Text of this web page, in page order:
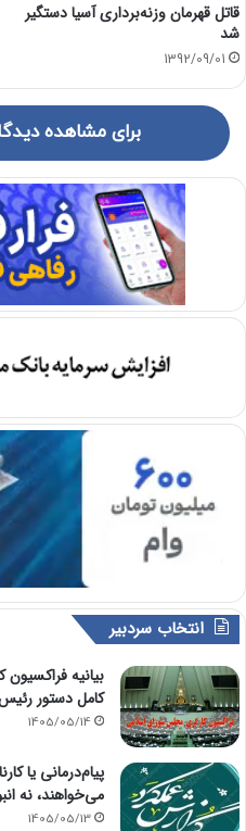
قاتل قهرمان وزنه‌برداری آسیا دستگیر
شد
1392/09/01
برای مشاهده
انتخاب سردبیر
بیانیه
کامل دستور
1405/05/14
پیام‌درمانی یا
می‌خواهند، نه
1405/05/13